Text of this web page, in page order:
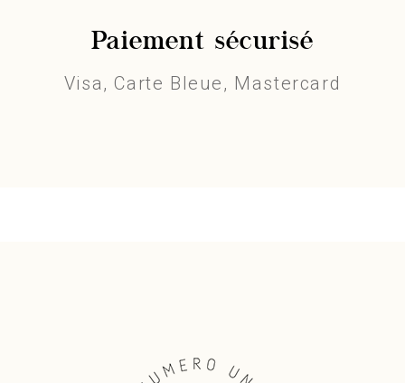
Paiement sécurisé
Visa, Carte Bleue, Mastercard